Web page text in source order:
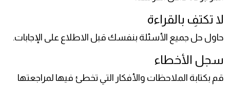
لا تكتفِ بالقراءة
حاول حل جميع الأسئلة بنفسك قبل الاطلاع على الإجابات.
سجل الأخطاء
قم بكتابة الملاحظات والأفكار التي تخطئ فيها لمراجعتها